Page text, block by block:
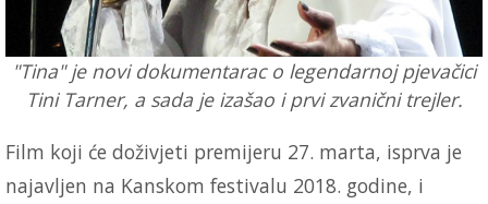
"Tina" je novi dokumentarac o legendarnoj pjevačici
Tini Tarner, a sada je izašao i prvi zvanični trejler.
Film koji će doživjeti premijeru 27. marta, isprva je
najavljen na Kanskom festivalu 2018. godine, i